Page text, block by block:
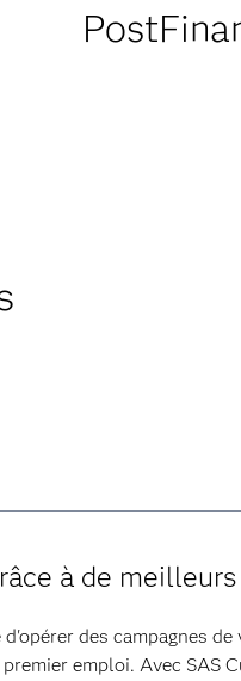
à de
des campagnes
emploi. Avec SAS